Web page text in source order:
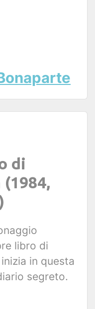
di
libro di
in questa
segreto.